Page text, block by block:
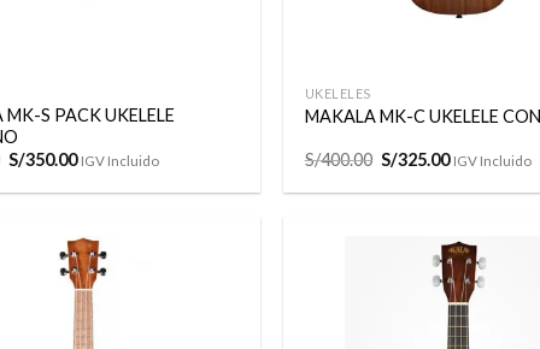
S PACK UKELELE
El
original
S/350.00El
actual
IGV Incluido
UKELELES
MAKALA MK-C UKELELE
S/400.00 El
original
S/325.00El
actual
IGV Incluido